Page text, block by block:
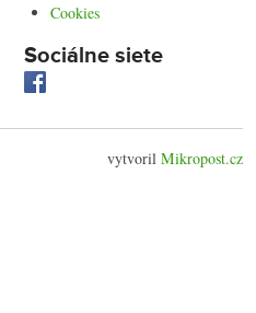
Cookies
Sociálne siete
vytvoril Mikropost.cz